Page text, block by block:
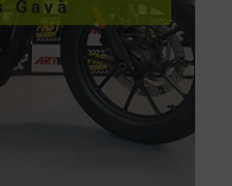
Gavà
Gavà